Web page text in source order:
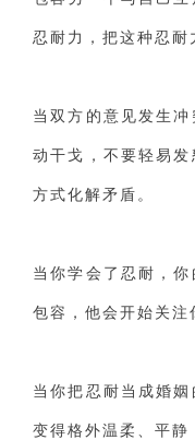
忍耐力，把这种忍耐
当双方的意见发生
动干戈，不要轻易
方式化解矛盾。
当你学会了忍耐，
包容，他会开始关注
当你把忍耐当成婚
变得格外温柔、平静